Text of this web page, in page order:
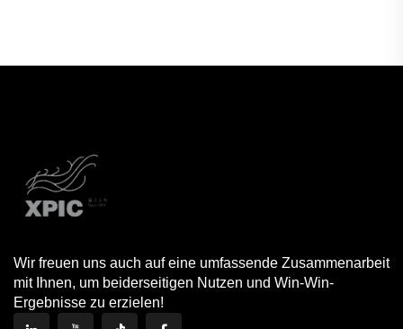
Wir freuen uns auch auf eine umfassende Zusammenarbeit
mit Ihnen, um beiderseitigen Nutzen und Win-Win-
Ergebnisse zu erzielen!